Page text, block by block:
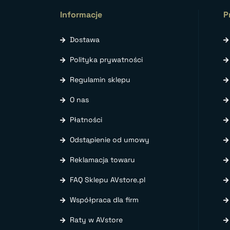
Informacje
Dostawa
Polityka prywatności
Regulamin sklepu
O nas
Płatności
Odstąpienie od umowy
Reklamacja towaru
FAQ Sklepu AVstore.pl
Współpraca dla firm
Raty w AVstore